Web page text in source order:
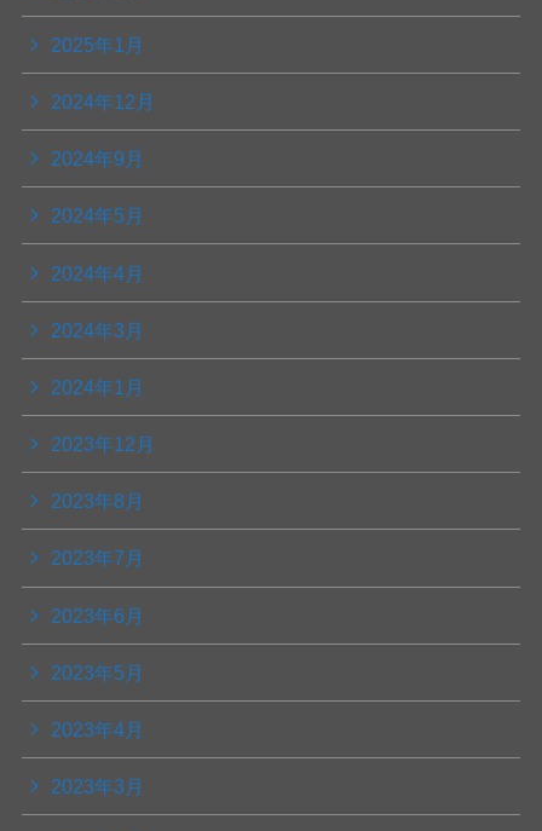
2025年1月
2024年12月
2024年9月
2024年5月
2024年4月
2024年3月
2024年1月
2023年12月
2023年8月
2023年7月
2023年6月
2023年5月
2023年4月
2023年3月